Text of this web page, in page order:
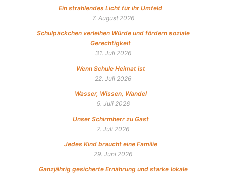
Ein strahlendes Licht für ihr Umfeld
7. August 2026
Schulpäckchen verleihen Würde und fördern soziale
Gerechtigkeit
31. Juli 2026
Wenn Schule Heimat ist
22. Juli 2026
Wasser, Wissen, Wandel
9. Juli 2026
Unser Schirmherr zu Gast
7. Juli 2026
Jedes Kind braucht eine Familie
29. Juni 2026
Ganzjährig gesicherte Ernährung und starke lokale